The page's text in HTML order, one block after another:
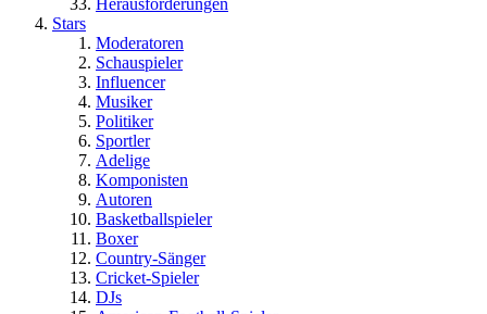
Herausforderungen
Stars
Moderatoren
Schauspieler
Influencer
Musiker
Politiker
Sportler
Adelige
Komponisten
Autoren
Basketballspieler
Boxer
Country-Sänger
Cricket-Spieler
DJs